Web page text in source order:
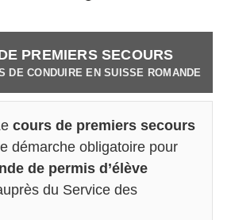
PREMIERS SECOURS
DE CONDUIRE EN SUISSE ROMANDE
cours de premiers secours
démarche obligatoire pour
de permis d’élève
du Service des